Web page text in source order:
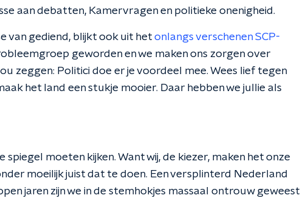
aan debatten, Kamervragen en politieke onenigheid.
van gediend, blijkt ook uit het onlangs verschenen SCP-
geworden en we maken ons zorgen over
zeggen: Politici doe er je voordeel mee. Wees lief tegen
het land een stukje mooier. Daar hebben we jullie als
spiegel moeten kijken. Want wij, de kiezer, maken het onze
moeilijk juist dat te doen. Een versplinterd Nederland
jaren zijn we in de stemhokjes massaal ontrouw geweest